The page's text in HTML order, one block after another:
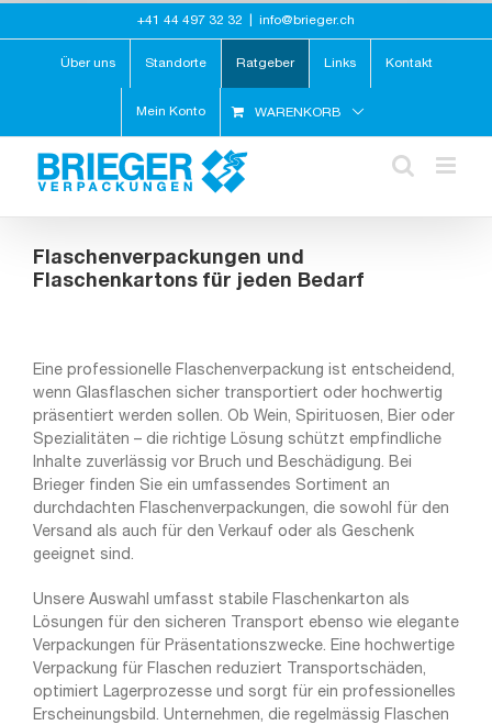
springen
+41 44 497 32 32 info@brieger.ch
Über uns Standorte Ratgeber Links Kontakt
Mein Konto WARENKORB
Flaschenverpackungen und
Flaschenkartons für jeden Bedarf
Eine professionelle Flaschenverpackung ist entscheidend,
wenn Glasflaschen sicher transportiert oder hochwertig
präsentiert werden sollen. Ob Wein, Spirituosen, Bier oder
Spezialitäten – die richtige Lösung schützt empfindliche
Inhalte zuverlässig vor Bruch und Beschädigung. Bei
Brieger finden Sie ein umfassendes Sortiment an
durchdachten Flaschenverpackungen, die sowohl für den
Versand als auch für den Verkauf oder als Geschenk
geeignet sind.
Unsere Auswahl umfasst stabile Flaschenkarton als
Lösungen für den sicheren Transport ebenso wie elegante
Verpackungen für Präsentationszwecke. Eine hochwertige
Verpackung für Flaschen reduziert Transportschäden,
optimiert Lagerprozesse und sorgt für ein professionelles
Erscheinungsbild. Unternehmen, die regelmässig Flaschen